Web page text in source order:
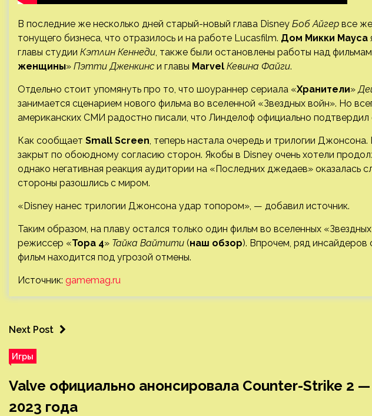
В последние же несколько дней старый-новый глава Disney Боб Айгер все
тонущего бизнеса, что отразилось и на работе Lucasfilm. Дом Микки Мауса
главы студии Кэтлин Кеннеди, также были остановлены работы над
женщины» Пэтти Дженкинс и главы Marvel Кевина Файги.
Отдельно стоит упомянуть про то, что шоураннер сериала «Хранители»
занимается сценарием нового фильма во вселенной «Звездных войн». Но
американских СМИ радостно писали, что Линделоф официально подтвердил
Как сообщает Small Screen, теперь настала очередь и трилогии
закрыт по обоюдному согласию сторон. Якобы в Disney очень хотели
однако негативная реакция аудитории на «Последних джедаев» оказалась
стороны разошлись с миром.
«Disney нанес трилогии Джонсона удар топором», — добавил источник.
Таким образом, на плаву остался только один фильм во вселенных
режиссер «Тора 4» Тайка Вайтити (наш обзор). Впрочем, ряд инсайдеров
фильм находится под угрозой отмены.
Источник: gamemag.ru
Next Post
Игры
Valve официально анонсировала Counter-Strike 2
2023 года